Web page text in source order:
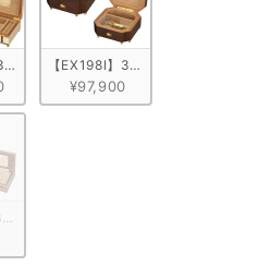
カラフル
ア象嵌小物入れ付き モノトーン
弁 ORPHEUS イタリア象嵌小物入れ付
【EX198I】30弁 ORPHEUS イタ
¥97,900
ン柄
　レッド/花柄
上げ　ブルーブラウン
弁 ORPHEUS イタリア象嵌小物入れ付